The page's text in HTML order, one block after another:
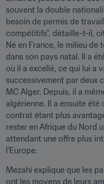
souvent la double
besoin de permis de
compétitifs", détaille-t-il,
Né en France, le milieu de
dans son pays natal. Il a
où il a excellé, ce qui lui a
successivement par deux
MC Alger. Depuis, il a
algérienne. Il a ensuite
contrat étant plus
rester en Afrique du Nord
attendant une offre plus
l'Europe.
Mezahi explique que les
ont les moyens de leurs